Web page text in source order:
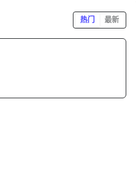
热门 最新